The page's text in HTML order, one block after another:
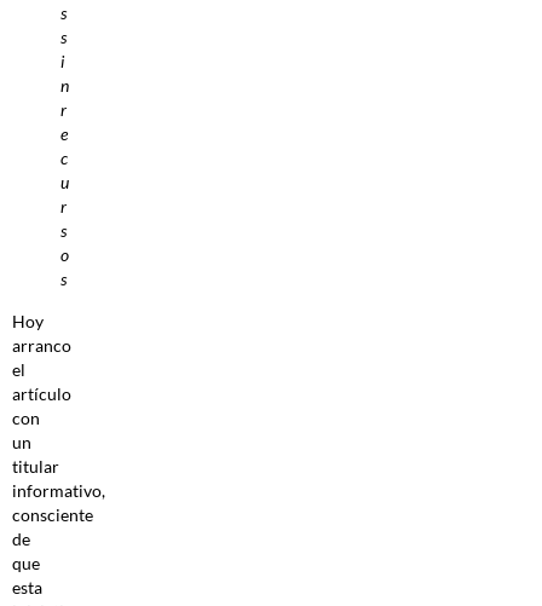
s
s
i
n
r
e
c
u
r
s
o
s
Hoy
arranco
el
artículo
con
un
titular
informativo,
consciente
de
que
esta